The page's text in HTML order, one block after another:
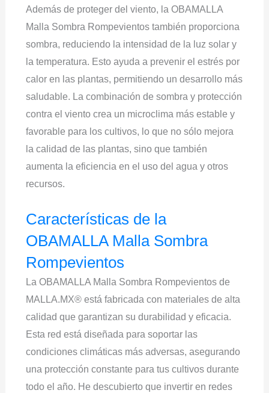
Además de proteger del viento, la OBAMALLA
Malla Sombra Rompevientos también proporciona
sombra, reduciendo la intensidad de la luz solar y
la temperatura. Esto ayuda a prevenir el estrés por
calor en las plantas, permitiendo un desarrollo más
saludable. La combinación de sombra y protección
contra el viento crea un microclima más estable y
favorable para los cultivos, lo que no sólo mejora
la calidad de las plantas, sino que también
aumenta la eficiencia en el uso del agua y otros
recursos.
Características de la
OBAMALLA Malla Sombra
Rompevientos
La OBAMALLA Malla Sombra Rompevientos de
MALLA.MX® está fabricada con materiales de alta
calidad que garantizan su durabilidad y eficacia.
Esta red está diseñada para soportar las
condiciones climáticas más adversas, asegurando
una protección constante para tus cultivos durante
todo el año. He descubierto que invertir en redes